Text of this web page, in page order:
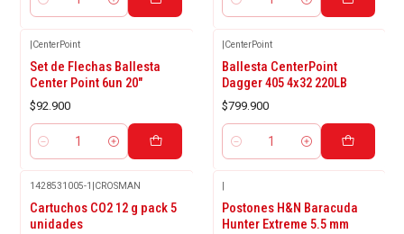
Cantidad Cantidad
|CenterPoint
Set de Flechas Ballesta
Center Point 6un 20"
$92.900
Cantidad
|CenterPoint
Ballesta CenterPoint
Dagger 405 4x32 220LB
$799.900
Cantidad
1428531005-1 CROSMAN
Cartuchos CO2 12 g pack 5
unidades
Postones H&N Baracuda
Hunter Extreme 5.5 mm